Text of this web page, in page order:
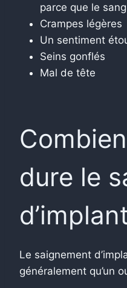
parce que le
Crampes légères
Un sentiment
Seins gonflés
Mal de tête
dure le
Le saignement
généralement qu’un